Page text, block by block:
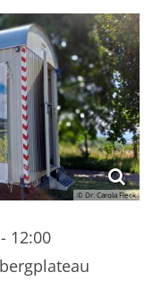
© Dr. Carola Fleck
12:00